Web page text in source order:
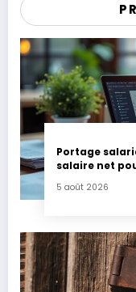
Portage
salaire net
5 août 2026